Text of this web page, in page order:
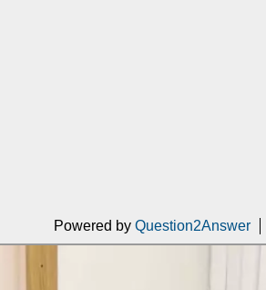
Powered by Question2Answer